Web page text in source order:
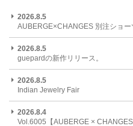
2026.8.5
AUBERGE×CHANGES 別注ショー
2026.8.5
guepardの新作リリース。
2026.8.5
Indian Jewelry Fair
2026.8.4
Vol.6005【AUBERGE ×